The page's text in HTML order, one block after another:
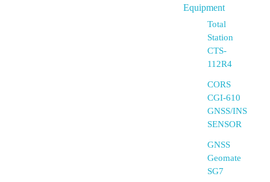
Equipment
Total
Station
CTS-
112R4
CORS
CGI-610
GNSS/INS
SENSOR
GNSS
Geomate
SG7